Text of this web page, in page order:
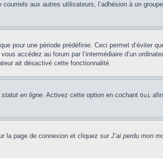
aux autres utilisateurs, l’adhésion à un
pour une période prédéfinie. Ceci permet d’éviter
accédez au forum par l’intermédiaire d’un
ait désactivé cette fonctionnalité.
en ligne. Activez cette option en cochant Oui
la page de connexion et cliquez sur J’ai perdu mon